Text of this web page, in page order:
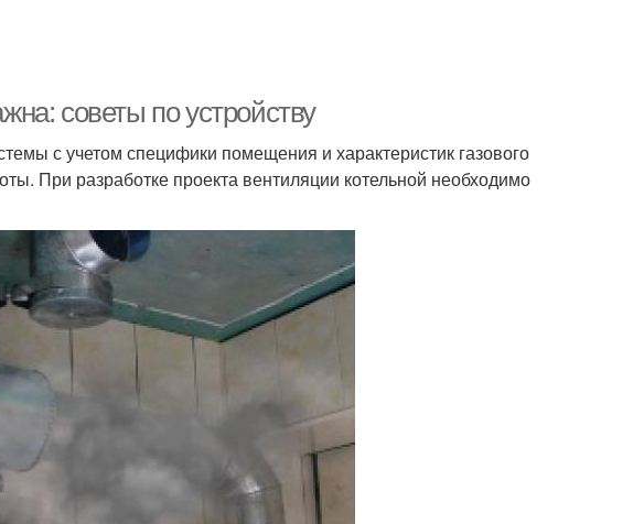
советы по устройству
с учетом специфики помещения и характеристик газового
При разработке проекта вентиляции котельной необходимо